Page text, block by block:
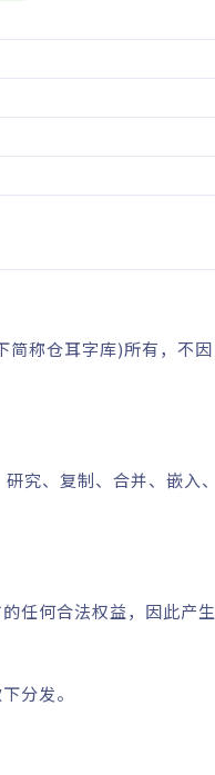
简称仓耳字库)所有，不因
究、复制、合并、嵌入、
任何合法权益，因此产生
分发。